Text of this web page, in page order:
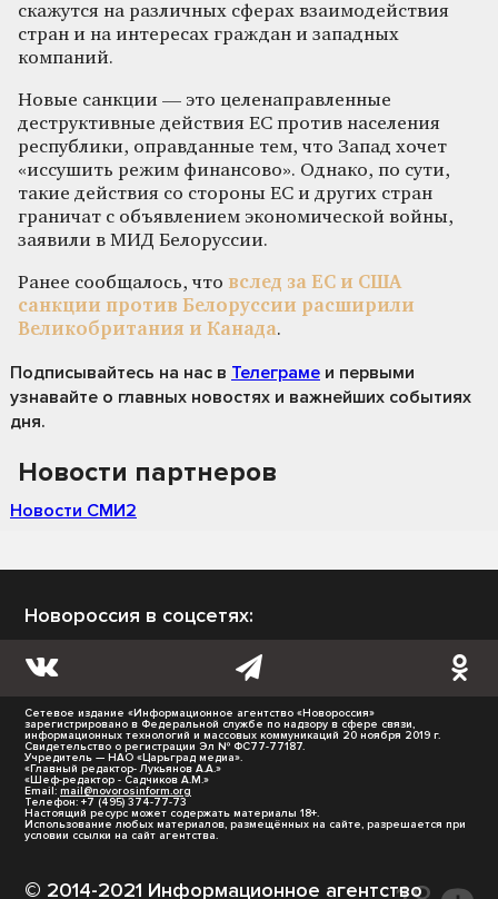
скажутся на различных сферах взаимодействия
стран и на интересах граждан и западных
компаний.
Новые санкции — это целенаправленные
деструктивные действия ЕС против населения
республики, оправданные тем, что Запад хочет
«иссушить режим финансово». Однако, по сути,
такие действия со стороны ЕС и других стран
граничат с объявлением экономической войны,
заявили в МИД Белоруссии.
Ранее сообщалось, что вслед за ЕС и США
санкции против Белоруссии расширили
Великобритания и Канада.
Подписывайтесь на нас в Телеграме и первыми
узнавайте о главных новостях и важнейших событиях
дня.
Новости партнеров
Новости СМИ2
Новороссия в соцсетях:
Сетевое издание «Информационное агентство «Новороссия»
зарегистрировано в Федеральной службе по надзору в сфере связи,
информационных технологий и массовых коммуникаций 20 ноября 2019 г.
Свидетельство о регистрации Эл № ФС77-77187.
Учредитель — НАО «Царьград медиа».
«Главный редактор- Лукьянов А.А.»
«Шеф-редактор - Садчиков А.М.»
Email: mail@novorosinform.org
Телефон: +7 (495) 374-77-73
Настоящий ресурс может содержать материалы 18+.
Использование любых материалов, размещённых на сайте, разрешается при
условии ссылки на сайт агентства.
© 2014-2021 Информационное агентство